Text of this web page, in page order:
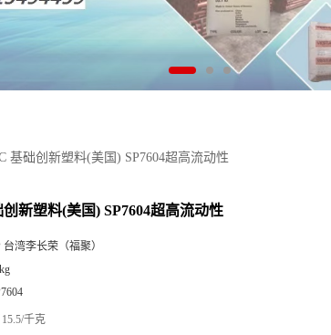
基础创新塑料(美国) SP7604超高流动性
新塑料(美国) SP7604超高流动性
台湾李长荣（福聚）
15.5/千克